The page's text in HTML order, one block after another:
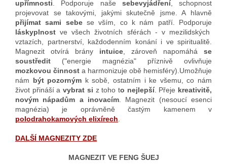
upřímnosti. Podporuje naše sebevyjádření, schopnost
projevovat se takovými, jakými skutečně jsme. A hlavně
přijímat sami sebese vším, co k nám patří. Podporuje
láskyplnost ve všech životních sférách - v mezilidských
vztazích, partnerství, každodenním konání i ve spiritualitě.
Magnezit otvírá brány intuice, zároveň napomáhá se
soustředit ("energie magnézia" příznivě ovlivňuje
mozkovou činnost a harmonizuje obě hemisféry).Umožňuje
nám být pozorným k sobě, ostatním i ke všemu, co nám
život přináší avybrat si z toho to nejlepší. Přeje kreativitě,
novým nápadům a inovacím. Magnezit (nesoucí esenci
magnézia) je oprávněně častým kamenem v
polodrahokamových elixírech.
DALŠÍ MAGNEZITY ZDE
MAGNEZIT VE FENG ŠUEJ